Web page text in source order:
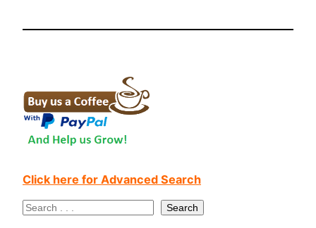
Click here for Advanced Search
S
Search